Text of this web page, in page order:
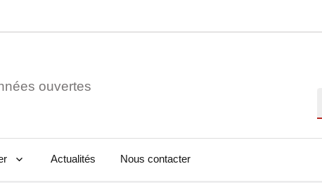
ouvertes
Actualités Nous contacter